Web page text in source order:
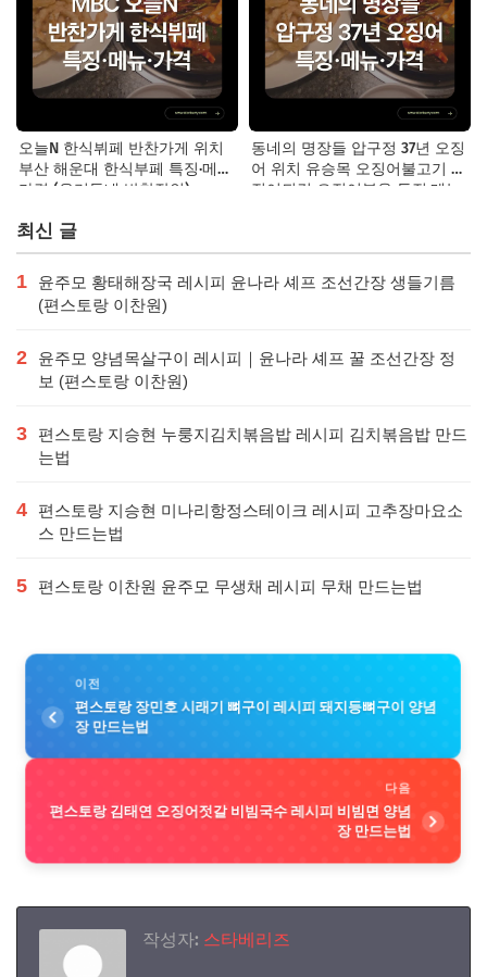
오늘N 한식뷔페 반찬가게 위치
부산 해운대 한식부페 특징·메뉴·
가격 (우리동네 반찬장인)
동네의 명장들 압구정 37년 오징
어 위치 유승목 오징어불고기 오
징어튀김 오징어볶음 특징·메뉴·
최신 글
1
윤주모 황태해장국 레시피 윤나라 셰프 조선간장 생들기름
(편스토랑 이찬원)
2
윤주모 양념목살구이 레시피｜윤나라 셰프 꿀 조선간장 정
보 (편스토랑 이찬원)
3
편스토랑 지승현 누룽지김치볶음밥 레시피 김치볶음밥 만드
는법
4
편스토랑 지승현 미나리항정스테이크 레시피 고추장마요소
스 만드는법
5 편스토랑 이찬원 윤주모 무생채 레시피 무채 만드는법
이전
편스토랑 장민호 시래기 뼈구이 레시피 돼지등뼈구이 양념
장 만드는법
다음
편스토랑 김태연 오징어젓갈 비빔국수 레시피 비빔면 양념
장 만드는법
작성자: 스타베리즈